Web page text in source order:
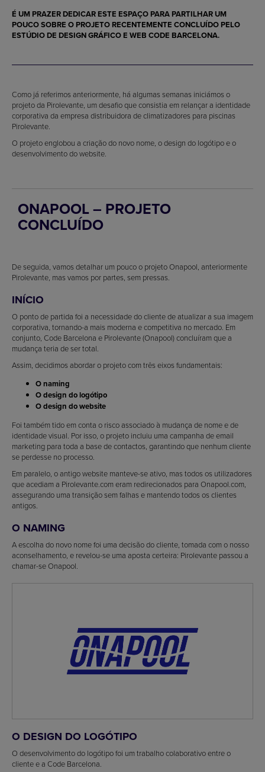
É UM PRAZER DEDICAR ESTE ESPAÇO PARA PARTILHAR UM
POUCO SOBRE O PROJETO RECENTEMENTE CONCLUÍDO PELO
ESTÚDIO DE DESIGN GRÁFICO E WEB CODE BARCELONA.
Como já referimos anteriormente, há algumas semanas iniciámos o
projeto da Pirolevante, um desafio que consistia em relançar a identidade
corporativa da empresa distribuidora de climatizadores para piscinas
Pirolevante.
O projeto englobou a criação do novo nome, o design do logótipo e o
desenvolvimento do website.
ONAPOOL – PROJETO
CONCLUÍDO
De seguida, vamos detalhar um pouco o projeto Onapool, anteriormente
Pirolevante, mas vamos por partes, sem pressas.
INÍCIO
O ponto de partida foi a necessidade do cliente de atualizar a sua imagem
corporativa, tornando-a mais moderna e competitiva no mercado. Em
conjunto, Code Barcelona e Pirolevante (Onapool) concluíram que a
mudança teria de ser total.
Assim, decidimos abordar o projeto com três eixos fundamentais:
O naming
O design do logótipo
O design do website
Foi também tido em conta o risco associado à mudança de nome e de
identidade visual. Por isso, o projeto incluiu uma campanha de email
marketing para toda a base de contactos, garantindo que nenhum cliente
se perdesse no processo.
Em paralelo, o antigo website manteve-se ativo, mas todos os utilizadores
que acediam a Pirolevante.com eram redirecionados para Onapool.com,
assegurando uma transição sem falhas e mantendo todos os clientes
antigos.
O NAMING
A escolha do novo nome foi uma decisão do cliente, tomada com o nosso
aconselhamento, e revelou-se uma aposta certeira: Pirolevante passou a
chamar-se Onapool.
O DESIGN DO LOGÓTIPO
O desenvolvimento do logótipo foi um trabalho colaborativo entre o
cliente e a Code Barcelona.